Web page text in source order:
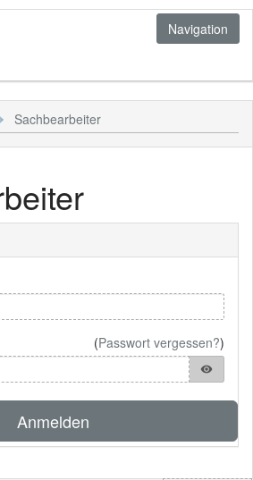
Navigation
Sachbearbeiter
(Passwort vergessen?)
visibility
Anmelden